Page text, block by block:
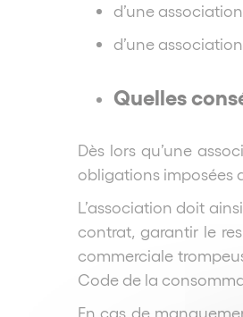
d’une
d’une
Quelles
Dès lors qu’une
obligations imposées
L’association doit
contrat, garantir le
commerciale
Code de la
En cas de